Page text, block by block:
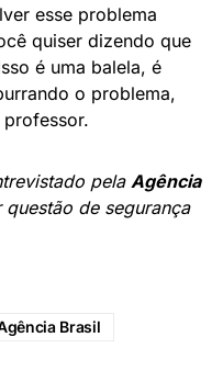
esse problema
quiser dizendo que
é uma balela, é
o problema,
pela Agência
de segurança
Brasil